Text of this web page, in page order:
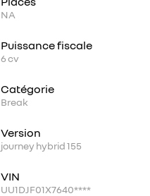
NA
Puissance fiscale
6cv
Catégorie
Break
Version
journey hybrid 155
VIN
UU1DJF01X7640****